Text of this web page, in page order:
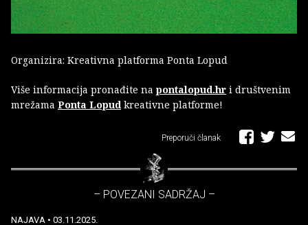
Organizira: Kreativna platforma Ponta Lopud
Više informacija pronađite na pontalopud.hr i društvenim
mrežama Ponta Lopudkreativne platforme!
Preporuči članak
– POVEZANI SADRŽAJ –
NAJAVA • 03.11.2025.